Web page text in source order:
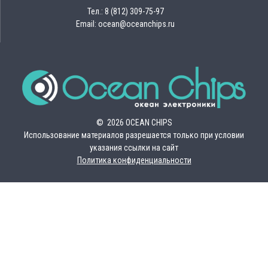
Тел.: 8 (812) 309-75-97
Email: ocean@oceanchips.ru
© 2026 OCEAN CHIPS
Использование материалов разрешается только при условии
указания ссылки на сайт
Политика конфиденциальности